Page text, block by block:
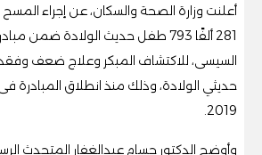
أعلنت وزارة الصحة والسكان، عن إجراء
281 ألفًا 793 طفل حديث الولادة ضمن
السيسى، للاكتشاف المبكر وعلاج ضعف
حديثي الولادة، وذلك منذ انطلاق المبادرة
2019.
وأوضح الدكتور حسام عبدالغفار المتحدث